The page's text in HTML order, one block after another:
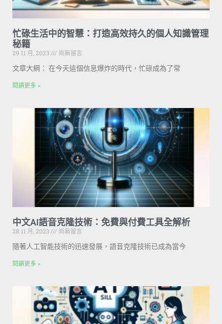
忙碌生活中的智慧：打造高效持久的個人知識管理
秘籍
29 11 月, 2023
尚無留言
文章大綱： 在今天這個信息爆炸的時代，忙碌成為了常
閱讀更多 »
中文AI語音克隆技術：免費與付費工具全解析
28 11 月, 2023
尚無留言
隨著人工智能技術的迅速發展，語音克隆技術已成為當今
閱讀更多 »